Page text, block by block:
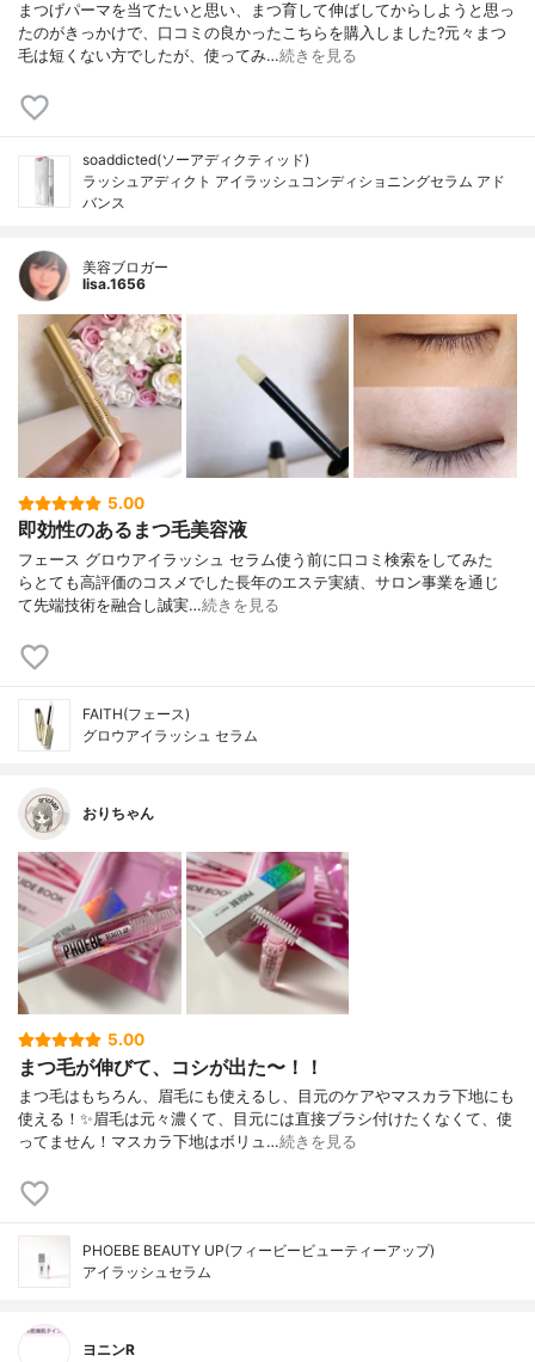
まつげパーマを当てたいと思い、まつ育して伸ばしてからしようと思っ
たのがきっかけで、口コミの良かったこちらを購入しました?元々まつ
毛は短くない方でしたが、使ってみ…続きを見る
soaddicted(ソーアディクティッド)
ラッシュアディクト アイラッシュコンディショニングセラム アド
バンス
美容ブロガー
lisa.1656
5.00
即効性のあるまつ毛美容液
フェース グロウアイラッシュ セラム 使う前に口コミ検索をしてみた
ら とても高評価のコスメでした 長年のエステ実績、サロン事業を通じ
て 先端技術を融合し誠実…続きを見る
FAITH(フェース)
グロウアイラッシュ セラム
おりちゃん
5.00
まつ毛が伸びて、コシが出た〜！！
まつ毛はもちろん、眉毛にも使えるし、目元のケアやマスカラ下地にも
使える！✨眉毛は元々濃くて、目元には直接ブラシ付けたくなくて、使
ってません！マスカラ下地はボリュ…続きを見る
PHOEBE BEAUTY UP(フィービービューティーアップ)
アイラッシュセラム
ヨニンR